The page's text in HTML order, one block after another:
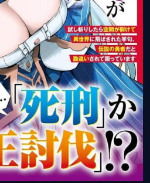
ตารางออกอากาศอนิ
เมะ (คืนนี้)
ตารางออกอากาศอนิ
เมะ